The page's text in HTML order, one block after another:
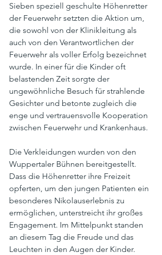
Sieben speziell geschulte Höhenretter
der Feuerwehr setzten die Aktion um,
die sowohl von der Klinikleitung als
auch von den Verantwortlichen der
Feuerwehr als voller Erfolg bezeichnet
wurde. In einer für die Kinder oft
belastenden Zeit sorgte der
ungewöhnliche Besuch für strahlende
Gesichter und betonte zugleich die
enge und vertrauensvolle Kooperation
zwischen Feuerwehr und Krankenhaus.
Die Verkleidungen wurden von den
Wuppertaler Bühnen bereitgestellt.
Dass die Höhenretter ihre Freizeit
opferten, um den jungen Patienten ein
besonderes Nikolauserlebnis zu
ermöglichen, unterstreicht ihr großes
Engagement. Im Mittelpunkt standen
an diesem Tag die Freude und das
Leuchten in den Augen der Kinder.